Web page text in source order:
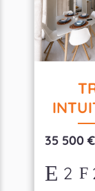
35 500 €
2